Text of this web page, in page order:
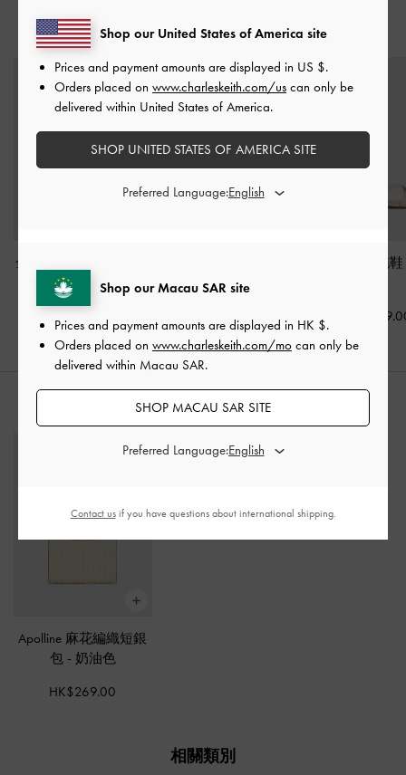
猜你喜歡
金屬釦穆勒跟鞋
HK$439.00
HK$439.00
Arden 細帶拖鞋
推薦搭配
Apolline 麻花編織短銀
包 - 奶油色
HK$269.00
相關類別
Shop our Macau SAR site
Prices and payment amounts are displayed in HK $.
Orders placed on www.charleskeith.com/mo can only be
delivered within Macau SAR.
SHOP MACAU SAR SITE
Preferred Language:
Shop our United States of America site
Prices and payment amounts are displayed in US $.
Orders placed on www.charleskeith.com/us can only be
delivered within United States of America.
SHOP UNITED STATES OF AMERICA SITE
Preferred Language:
Contact usif you have questions about international shipping.